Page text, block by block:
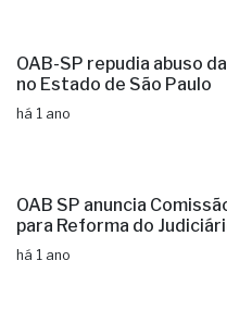
OAB-SP repudia abuso
no Estado de São Paulo
há 1 ano
OAB SP anuncia
para Reforma do
há 1 ano